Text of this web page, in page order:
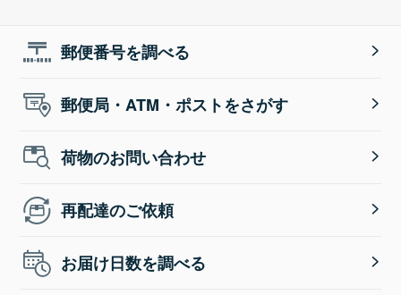
郵便番号を調べる
郵便局・ATM・ポストをさがす
荷物のお問い合わせ
再配達のご依頼
お届け日数を調べる